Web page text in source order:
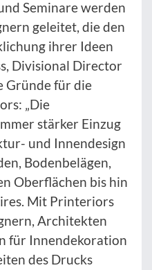
Seminare werden
geleitet, die den
ihrer Ideen
Divisional Director
Gründe für die
„Die
stärker Einzug
und Innendesign
Bodenbelägen,
Oberflächen bis hin
Mit Printeriors
Architekten
für Innendekoration
des Drucks